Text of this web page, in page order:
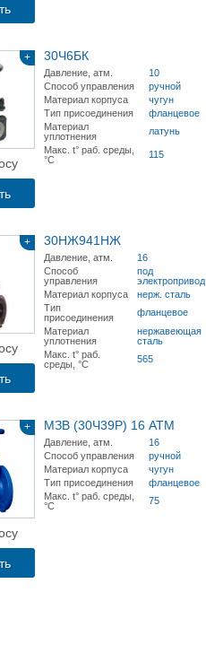
+ 30Ч6БК
Давление, атм.
10
Способ управления
ручной
Материал корпуса
чугун
Тип присоединения
фланцевое
Материал
уплотнения
латунь
Макс. t° раб. среды,
°С
115
+ 30НЖ941НЖ
Давление, атм.
16
Способ
управления
под
электропривод
Материал корпуса
нерж. сталь
Тип
присоединения
фланцевое
Материал
уплотнения
нержавеющая
сталь
Макс. t° раб.
среды, °С
565
+ МЗВ (30Ч39Р) 16 АТМ
Давление, атм.
16
Способ управления
ручной
Материал корпуса
чугун
Тип присоединения
фланцевое
Макс. t° раб. среды,
°С
75